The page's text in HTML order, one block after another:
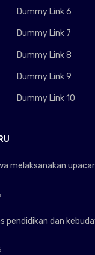
Dummy Link 6
Dummy Link 7
Dummy Link 8
Dummy Link 9
Dummy Link 10
melaksanakan
pendidikan dan